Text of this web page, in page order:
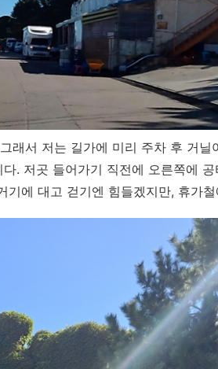
래서 저는 길가에 미리 주차 후 거닐
. 저곳 들어가기 직전에 오른쪽에
에 대고 걷기엔 힘들겠지만, 휴가